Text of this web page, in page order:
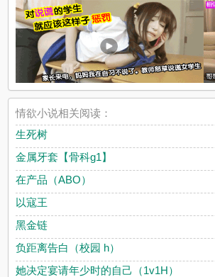
情欲小说相关阅读：
生死树
金属牙套【骨科g1】
在产品（ABO）
以寇王
黑金链
负距离告白（校园 h）
她决定宴请年少时的自己（1v1H）